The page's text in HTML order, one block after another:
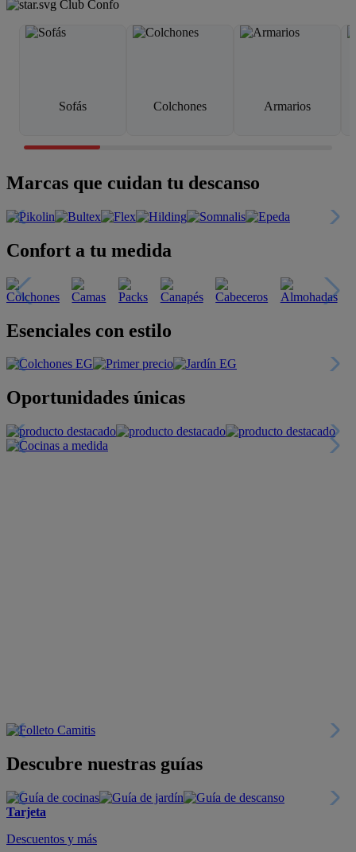
Club Confo
Sofás Colchones Armarios
Marcas que cuidan tu descanso
Confort a tu medida
Esenciales con estilo
Oportunidades únicas
Descubre nuestras guías
Tarjeta
Descuentos y más